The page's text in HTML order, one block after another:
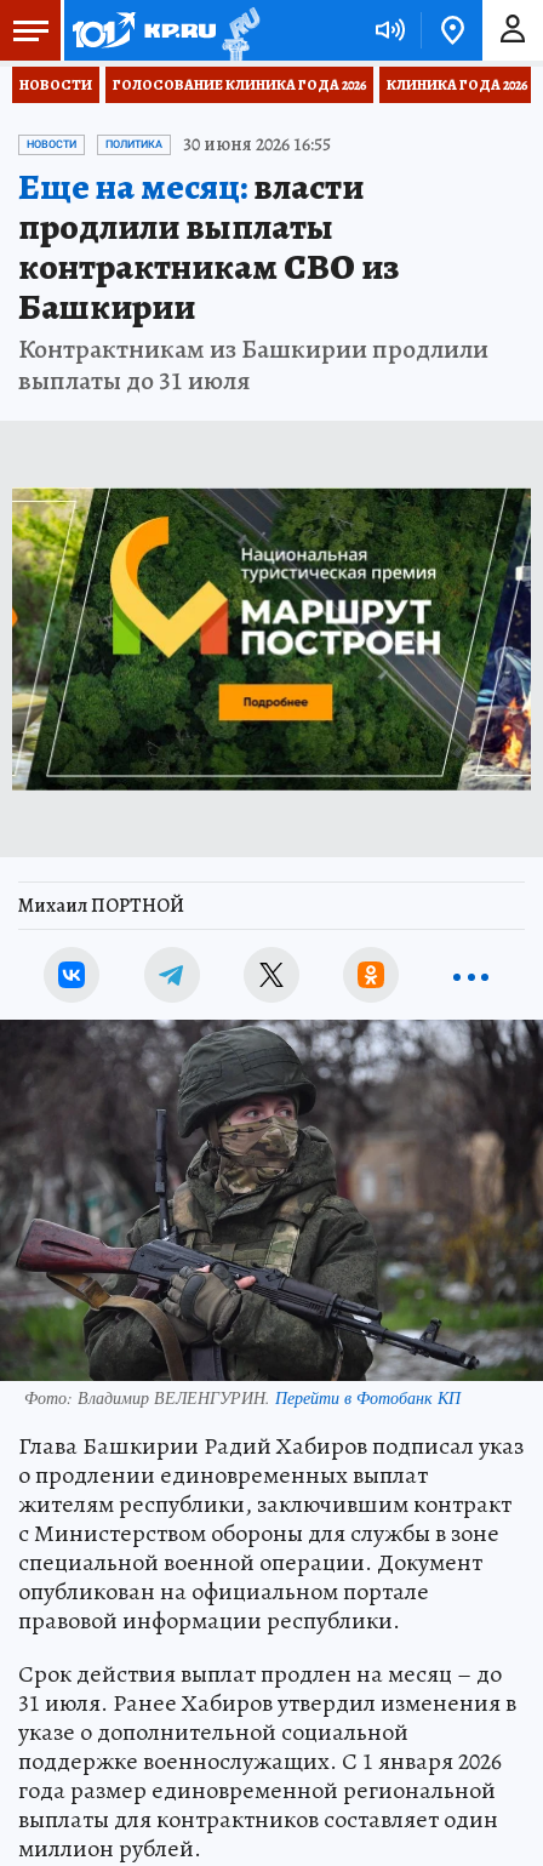
НОВОСТИ ГОЛОСОВАНИЕ КЛИНИКА ГОДА 2026 КЛИНИКА ГОДА 2026
НОВОСТИ ПОЛИТИКА 30 июня 2026 16:55
Еще на месяц:власти
продлили выплаты
контрактникам СВО из
Башкирии
Контрактникам из Башкирии продлили
выплаты до 31 июля
Михаил ПОРТНОЙ
Фото: Владимир ВЕЛЕНГУРИН. Перейти в Фотобанк КП
Глава Башкирии Радий Хабиров подписал указ
о продлении единовременных выплат
жителям республики, заключившим контракт
с Министерством обороны для службы в зоне
специальной военной операции. Документ
опубликован на официальном портале
правовой информации республики.
Срок действия выплат продлен на месяц – до
31 июля. Ранее Хабиров утвердил изменения в
указе о дополнительной социальной
поддержке военнослужащих. С 1 января 2026
года размер единовременной региональной
выплаты для контрактников составляет один
миллион рублей.